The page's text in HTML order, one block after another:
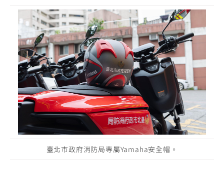
臺北市政府消防局專屬Yamaha安全帽。